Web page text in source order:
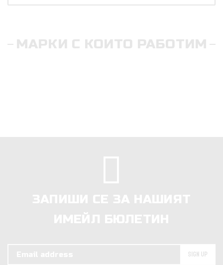
МАРКИ С КОИТО РАБОТИМ